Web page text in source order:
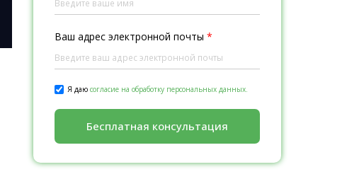
Ваш адрес электронной почты *
Я даю согласие на обработку персональных данных.
Бесплатная консультация